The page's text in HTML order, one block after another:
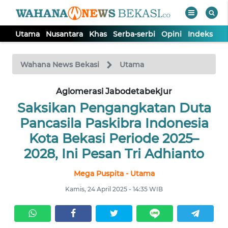
Utama Nusantara Khas Serba-serbi Opini Indeks
Wahana News Bekasi Utama
Aglomerasi Jabodetabekjur
Saksikan Pengangkatan Duta
Pancasila Paskibra Indonesia
Kota Bekasi Periode 2025–
2028, Ini Pesan Tri Adhianto
Mega Puspita - Utama
Kamis, 24 April 2025 - 14:35 WIB
TV
Tutup
NUSANTARA
KHAS
OPINI